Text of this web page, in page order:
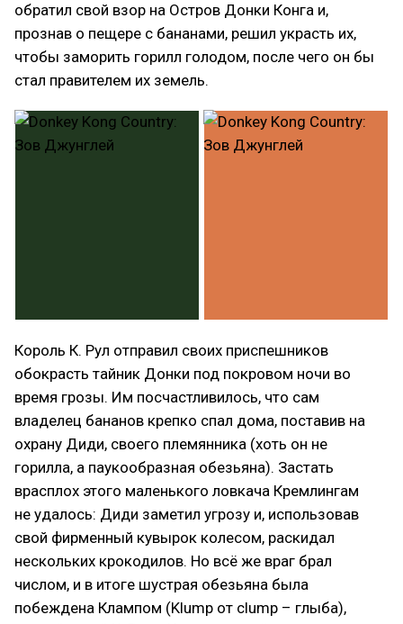
обратил свой взор на Остров Донки Конга и,
прознав о пещере с бананами, решил украсть их,
чтобы заморить горилл голодом, после чего он бы
стал правителем их земель.
Король К. Рул отправил своих приспешников
обокрасть тайник Донки под покровом ночи во
время грозы. Им посчастливилось, что сам
владелец бананов крепко спал дома, поставив на
охрану Диди, своего племянника (хоть он не
горилла, а паукообразная обезьяна). Застать
врасплох этого маленького ловкача Кремлингам
не удалось: Диди заметил угрозу и, использовав
свой фирменный кувырок колесом, раскидал
нескольких крокодилов. Но всё же враг брал
числом, и в итоге шустрая обезьяна была
побеждена Клампом (Klump от clump – глыба),